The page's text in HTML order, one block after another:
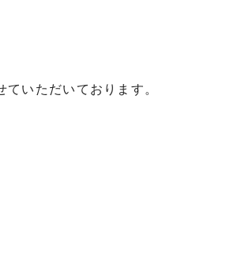
いただいております。